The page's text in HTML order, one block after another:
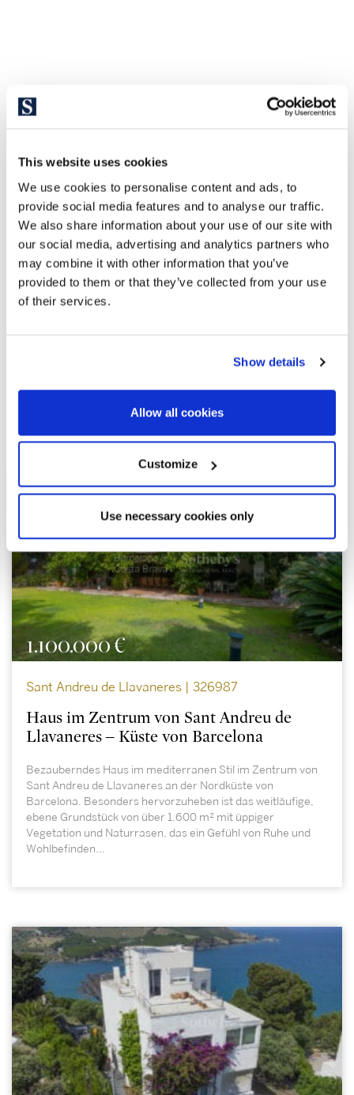
This website uses cookies
We use cookies to personalise content and ads, to
provide social media features and to analyse our traffic.
We also share information about your use of our site with
our social media, advertising and analytics partners who
may combine it with other information that you’ve
provided to them or that they’ve collected from your use
of their services.
Show details
Allow all cookies
Customize
Use necessary cookies only
1.100.000 €
Sant Andreu de Llavaneres | 326987
Haus im Zentrum von Sant Andreu de
Llavaneres – Küste von Barcelona
Bezauberndes Haus im mediterranen Stil im Zentrum von
Sant Andreu de Llavaneres an der Nordküste von
Barcelona. Besonders hervorzuheben ist das weitläufige,
ebene Grundstück von über 1.600 m² mit üppiger
Vegetation und Naturrasen, das ein Gefühl von Ruhe und
Wohlbefinden...